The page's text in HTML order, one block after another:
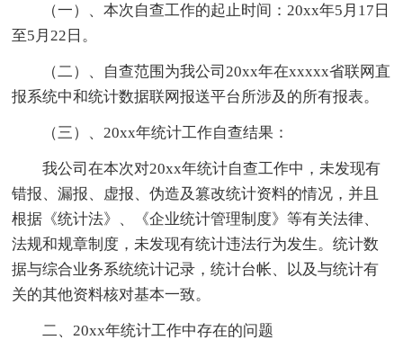
（一）、本次自查工作的起止时间：20xx年5月17日
至5月22日。
（二）、自查范围为我公司20xx年在xxxxx省联网直
报系统中和统计数据联网报送平台所涉及的所有报表。
（三）、20xx年统计工作自查结果：
我公司在本次对20xx年统计自查工作中，未发现有
错报、漏报、虚报、伪造及篡改统计资料的情况，并且
根据《统计法》、《企业统计管理制度》等有关法律、
法规和规章制度，未发现有统计违法行为发生。统计数
据与综合业务系统统计记录，统计台帐、以及与统计有
关的其他资料核对基本一致。
二、20xx年统计工作中存在的问题